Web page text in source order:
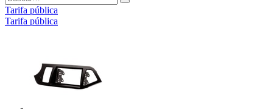
Tarifa pública
Tarifa pública